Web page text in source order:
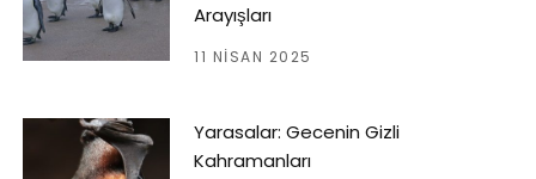
Arayışları
11 NISAN 2025
Yarasalar: Gecenin Gizli
Kahramanları